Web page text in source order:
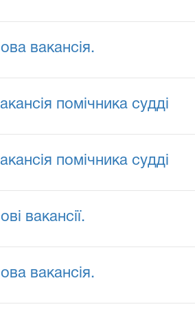
вакансія.
помічника судді
помічника судді
вакансії.
вакансія.